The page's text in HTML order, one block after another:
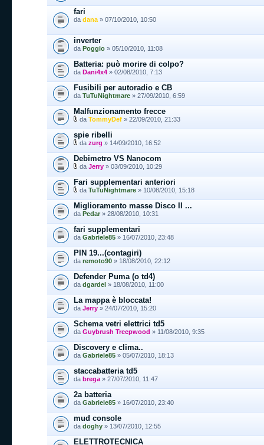
fari
da dana » 07/10/2010, 10:50
inverter
da Poggio » 05/10/2010, 11:08
Batteria: può morire di colpo?
da Dani4x4 » 02/08/2010, 7:13
Fusibili per autoradio e CB
da TuTuNightmare » 27/09/2010, 6:59
Malfunzionamento frecce
da TommyDef » 22/09/2010, 21:33
spie ribelli
da zurg » 14/09/2010, 16:52
Debimetro VS Nanocom
da Jerry » 03/09/2010, 10:29
Fari supplementari anteriori
da TuTuNightmare » 10/08/2010, 15:18
Miglioramento masse Disco II ...
da Pedar » 28/08/2010, 10:31
fari supplementari
da Gabriele85 » 16/07/2010, 23:48
PIN 19...(contagiri)
da remoto90 » 18/08/2010, 22:12
Defender Puma (o td4)
da dgardel » 18/08/2010, 11:00
La mappa è bloccata!
da Jerry » 24/07/2010, 15:20
Schema vetri elettrici td5
da Guybrush Treepwood » 11/08/2010, 9:35
Discovery e clima..
da Gabriele85 » 05/07/2010, 18:13
staccabatteria td5
da brega » 27/07/2010, 11:47
2a batteria
da Gabriele85 » 16/07/2010, 23:40
mud console
da doghy » 13/07/2010, 12:55
ELETTROTECNICA